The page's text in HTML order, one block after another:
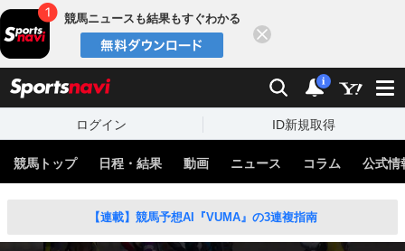
競馬ニュースも結果もすぐわかる
検索 通知
i
ログイン ID新規取得
競馬トップ 日程・結果 動画 ニュース コラム 公式情
【連載】競馬予想AI『VUMA』の3連複指南